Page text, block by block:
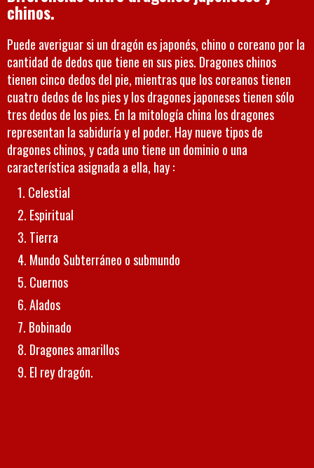
chinos.
Puede averiguar si un dragón es japonés, chino o coreano por la
cantidad de dedos que tiene en sus pies. Dragones chinos
tienen cinco dedos del pie, mientras que los coreanos tienen
cuatro dedos de los pies y los dragones japoneses tienen sólo
tres dedos de los pies. En la mitología china los dragones
representan la sabiduría y el poder. Hay nueve tipos de
dragones chinos, y cada uno tiene un dominio o una
característica asignada a ella, hay :
Celestial
Espiritual
Tierra
Mundo Subterráneo o submundo
Cuernos
Alados
Bobinado
Dragones amarillos
El rey dragón.